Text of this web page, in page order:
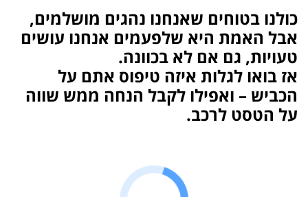
כולנו בטוחים שאנחנו נהגים מושלמים,
אבל האמת היא שלפעמים אנחנו עושים
טעויות, גם אם לא בכוונה.
אז בואו לגלות איזה טיפוס אתם על
הכביש – ואפילו לקבל הנחה ממש שווה
על הטסט לרכב.